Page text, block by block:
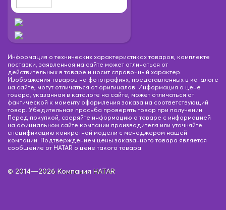
Информация о технических характеристиках товаров, комплекте
поставки, заявленная на сайте может отличаться от
действительных в товаре и носит справочный характер.
Изображения товаров на фотографиях, представленных в каталоге
на сайте, могут отличаться от оригиналов. Информация о цене
товара, указанная в каталоге на сайте, может отличаться от
фактической к моменту оформления заказа на соответствующий
товар. Убедительная просьба проверять товар при получении.
Перед покупкой, сверяйте информацию о товаре с информацией
на официальном сайте компании производителя или уточняйте
спецификацию конкретной модели с менеджером нашей
компании. Подтверждением цены заказанного товара является
сообщение от HATAR о цене такого товара.
© 2014—2026 Компания HATAR